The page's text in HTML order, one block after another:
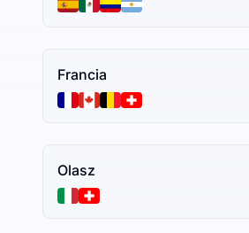
Francia
Olasz